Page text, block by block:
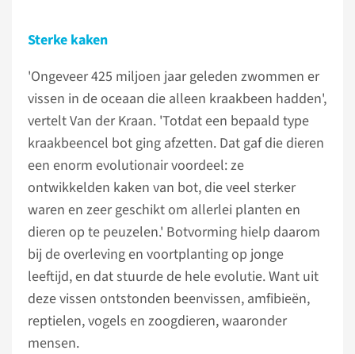
Sterke kaken
'Ongeveer 425 miljoen jaar geleden zwommen er
vissen in de oceaan die alleen kraakbeen hadden',
vertelt Van der Kraan. 'Totdat een bepaald type
kraakbeencel bot ging afzetten. Dat gaf die dieren
een enorm evolutionair voordeel: ze
ontwikkelden kaken van bot, die veel sterker
waren en zeer geschikt om allerlei planten en
dieren op te peuzelen.' Botvorming hielp daarom
bij de overleving en voortplanting op jonge
leeftijd, en dat stuurde de hele evolutie. Want uit
deze vissen ontstonden beenvissen, amfibieën,
reptielen, vogels en zoogdieren, waaronder
mensen.